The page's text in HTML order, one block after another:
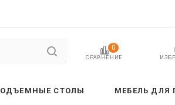
СРАВНЕНИЕ
0
СТОЛЫ МЕБЕЛЬ ДЛЯ